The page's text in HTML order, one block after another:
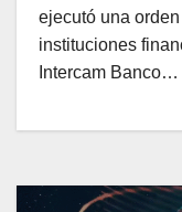
ejecutó una
instituciones
Intercam Banco…